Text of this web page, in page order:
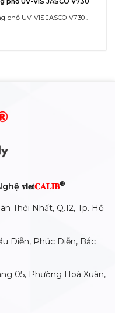
phổ UV-VIS JASCO V730 .
𝐯𝐢𝐞𝐭𝐂𝐀𝐋𝐈𝐁®
Thới Nhất, Q.12, Tp. Hồ
Diễn, Phúc Diễn, Bắc
05, Phường Hoà Xuân,